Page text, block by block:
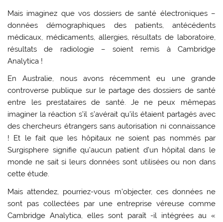
Mais imaginez que vos dossiers de santé électroniques –
données démographiques des patients, antécédents
médicaux, médicaments, allergies, résultats de laboratoire,
résultats de radiologie – soient remis à Cambridge
Analytica !
En Australie, nous avons récemment eu une grande
controverse publique sur le partage des dossiers de santé
entre les prestataires de santé. Je ne peux mêmepas
imaginer la réaction s’il s’avérait qu’ils étaient partagés avec
des chercheurs étrangers sans autorisation ni connaissance
! Et le fait que les hôpitaux ne soient pas nommés par
Surgisphere signifie qu’aucun patient d’un hôpital dans le
monde ne sait si leurs données sont utilisées ou non dans
cette étude.
Mais attendez, pourriez-vous m’objecter, ces données ne
sont pas collectées par une entreprise véreuse comme
Cambridge Analytica, elles sont paraît -il intégrées au «